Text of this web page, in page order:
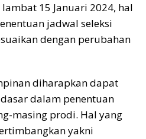
15 Januari 2024, hal
jadwal seleksi
dengan perubahan
diharapkan dapat
dalam penentuan
masing prodi. Hal yang
yakni